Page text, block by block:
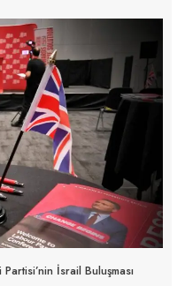
İsrail Buluşması